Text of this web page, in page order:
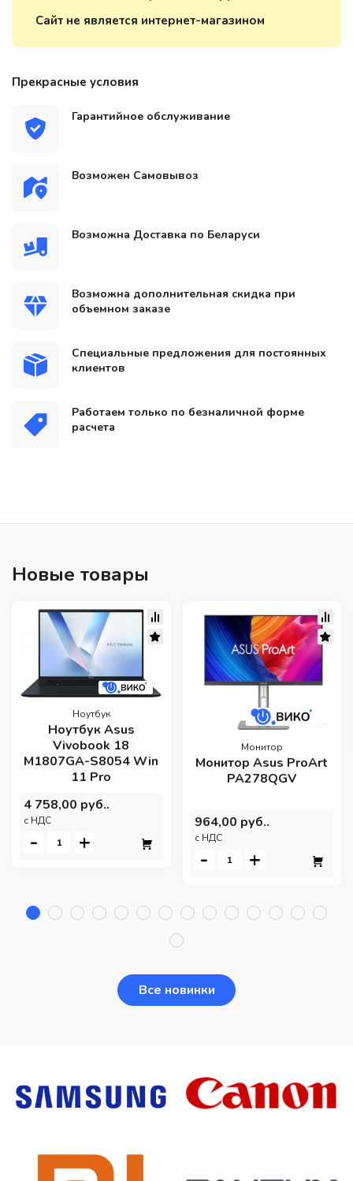
Сайт не является интернет-магазином
Прекрасные условия
Гарантийное обслуживание
Возможен Самовывоз
Возможна Доставка по Беларуси
Возможна дополнительная скидка при
объемном заказе
Специальные предложения для постоянных
клиентов
Работаем только по безналичной форме
расчета
Новые товары
Ноутбук
Ноутбук Asus
Vivobook 18
M1807GA-S8054 Win
11 Pro
4 758,00 руб..
c НДС
- +
Монитор
Монитор Asus ProArt
PA278QGV
964,00 руб..
c НДС
- +
Все новинки